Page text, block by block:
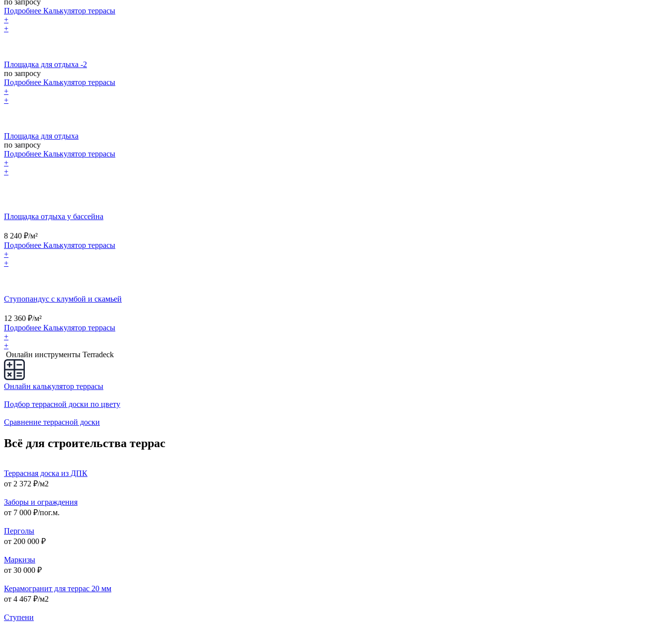
Подробнее Калькулятор террасы
+
+
Площадка для отдыха -2
по запросу
Подробнее Калькулятор террасы
+
+
Площадка для отдыха
по запросу
Подробнее Калькулятор террасы
+
+
Площадка отдыха у бассейна
8 240 ₽/м²
Подробнее Калькулятор террасы
+
+
Ступопандус с клумбой и скамьей
12 360 ₽/м²
Подробнее Калькулятор террасы
+
+
Онлайн инструменты Terradeck
Онлайн калькулятор террасы
Подбор террасной доски по цвету
Сравнение террасной доски
Всё для строительства террас
Террасная доска из ДПК
от 2 372 ₽/м2
Заборы и ограждения
от 7 000 ₽/пог.м.
Перголы
от 200 000 ₽
Маркизы
от 30 000 ₽
Керамогранит для террас 20 мм
от 4 467 ₽/м2
Ступени